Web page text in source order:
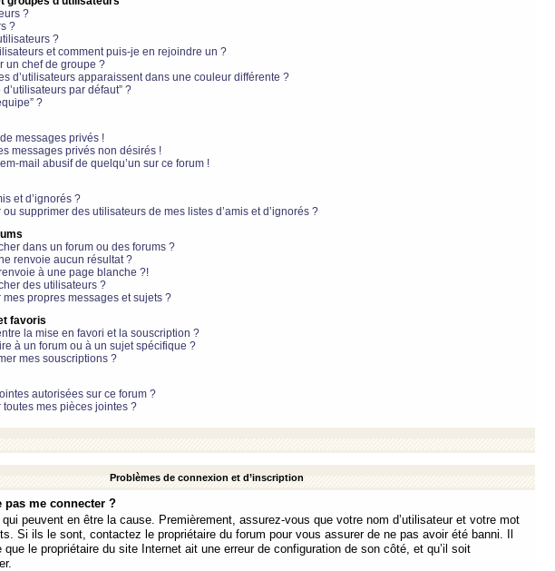
?
?
?
et comment puis-je en rejoindre un ?
un chef de groupe ?
d’utilisateurs apparaissent dans une couleur différente ?
d’utilisateurs par défaut” ?
?
messages privés !
messages privés non désirés !
mail abusif de quelqu’un sur ce forum !
et d’ignorés ?
supprimer des utilisateurs de mes listes d’amis et d’ignorés ?
dans un forum ou des forums ?
renvoie aucun résultat ?
à une page blanche ?!
des utilisateurs ?
propres messages et sujets ?
favoris
la mise en favori et la souscription ?
à un forum ou à un sujet spécifique ?
mes souscriptions ?
autorisées sur ce forum ?
mes pièces jointes ?
Problèmes de connexion et d’inscription
me connecter ?
qui peuvent en être la cause. Premièrement, assurez-vous que votre nom d’utilisateur et votre mot
Si ils le sont, contactez le propriétaire du forum pour vous assurer de ne pas avoir été banni. Il
le propriétaire du site Internet ait une erreur de configuration de son côté, et qu’il soit